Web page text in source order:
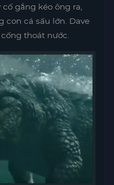
gắng kéo ông ra,
con cá sấu lớn. Dave
thoát nước.